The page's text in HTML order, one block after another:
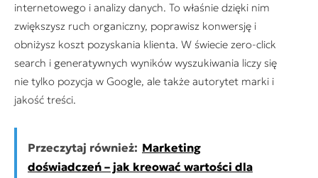
internetowego i analizy danych. To właśnie dzięki nim
zwiększysz ruch organiczny, poprawisz konwersję i
obniżysz koszt pozyskania klienta. W świecie zero-click
search i generatywnych wyników wyszukiwania liczy się
nie tylko pozycja w Google, ale także autorytet marki i
jakość treści.
Przeczytaj również: Marketing
doświadczeń – jak kreować wartości dla